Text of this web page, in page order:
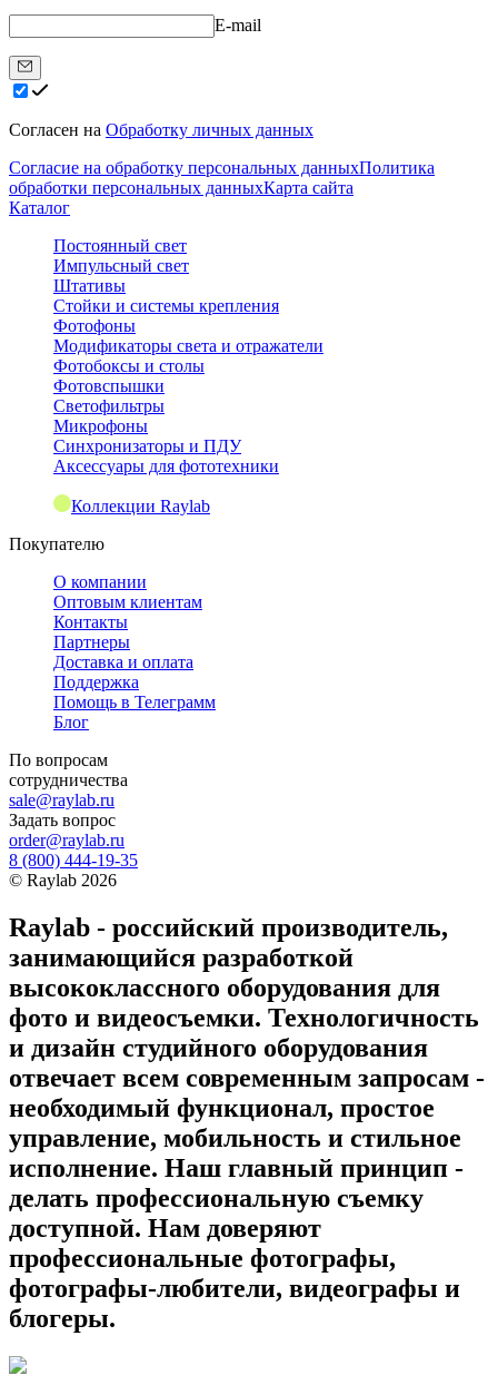
E-mail
Согласен на Обработку личных данных
Согласие на обработку персональных данныхПолитика
обработки персональных данныхКарта сайта
Каталог
Постоянный свет
Импульсный свет
Штативы
Стойки и системы крепления
Фотофоны
Модификаторы света и отражатели
Фотобоксы и столы
Фотовспышки
Светофильтры
Микрофоны
Синхронизаторы и ПДУ
Аксессуары для фототехники
Коллекции Raylab
Покупателю
О компании
Оптовым клиентам
Контакты
Партнеры
Доставка и оплата
Поддержка
Помощь в Телеграмм
Блог
По вопросам
сотрудничества
sale@raylab.ru
Задать вопрос
order@raylab.ru
8 (800) 444-19-35
© Raylab 2026
Raylab - российский производитель,
занимающийся разработкой
высококлассного оборудования для
фото и видеосъемки. Технологичность
и дизайн студийного оборудования
отвечает всем современным запросам -
необходимый функционал, простое
управление, мобильность и стильное
исполнение. Наш главный принцип -
делать профессиональную съемку
доступной. Нам доверяют
профессиональные фотографы,
фотографы-любители, видеографы и
блогеры.